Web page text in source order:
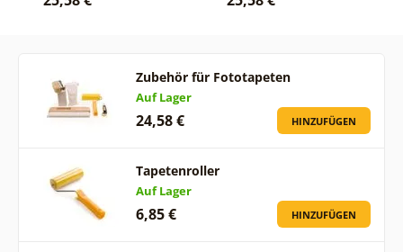
Zubehör für Fototapeten
Auf Lager
24,58 € HINZUFÜGEN
Tapetenroller
Auf Lager
6,85 € HINZUFÜGEN